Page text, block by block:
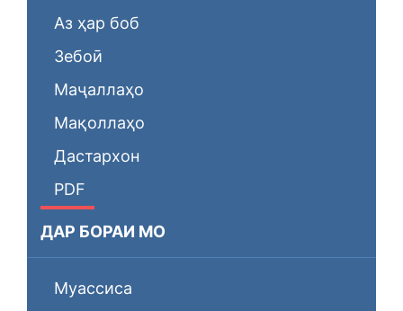
Аз ҳар боб
Зебоӣ
Маҷаллаҳо
Мақоллаҳо
Дастархон
PDF
ДАР БОРАИ МО
Муассиса